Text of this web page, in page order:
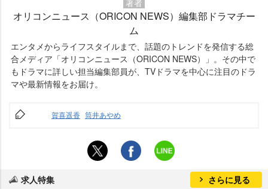
オリコンニュース（ORICON NEWS）編集部ドラマチー
ム
エンタメからライフスタイルまで、話題のトレンドを発信する総
合メディア「オリコンニュース（ORICON NEWS）」。その中で
もドラマに詳しい担当編集部員が、TVドラマを中心に注目のドラ
マや最新情報をお届け。
賀喜遥香 筒井あやめ
求人特集 さらに見る